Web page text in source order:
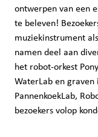
ontwerpen van een
te beleven!
muziekinstrument
namen deel aan
het robot-orkest
WaterLab en graven
PannenkoekLab,
bezoekers volop